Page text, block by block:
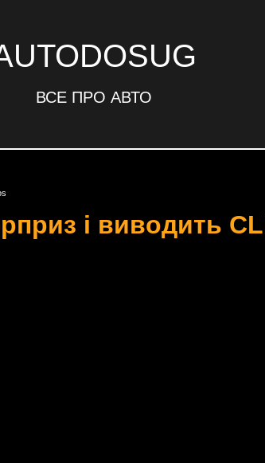
ВСЕ ПРО АВТО
і виводить